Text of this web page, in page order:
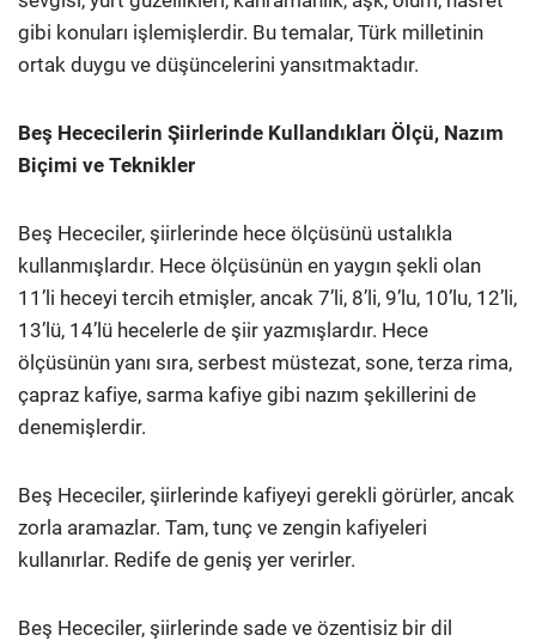
gibi konuları işlemişlerdir. Bu temalar, Türk milletinin
ortak duygu ve düşüncelerini yansıtmaktadır.
Beş Hececilerin Şiirlerinde Kullandıkları Ölçü, Nazım
Biçimi ve Teknikler
Beş Hececiler, şiirlerinde hece ölçüsünü ustalıkla
kullanmışlardır. Hece ölçüsünün en yaygın şekli olan
11’li heceyi tercih etmişler, ancak 7’li, 8’li, 9’lu, 10’lu, 12’li,
13’lü, 14’lü hecelerle de şiir yazmışlardır. Hece
ölçüsünün yanı sıra, serbest müstezat, sone, terza rima,
çapraz kafiye, sarma kafiye gibi nazım şekillerini de
denemişlerdir.
Beş Hececiler, şiirlerinde kafiyeyi gerekli görürler, ancak
zorla aramazlar. Tam, tunç ve zengin kafiyeleri
kullanırlar. Redife de geniş yer verirler.
Beş Hececiler, şiirlerinde sade ve özentisiz bir dil